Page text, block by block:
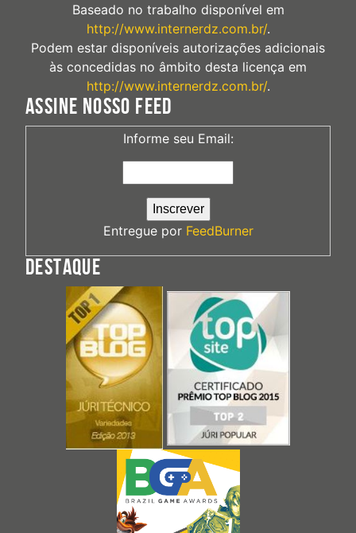
Baseado no trabalho disponível em
http://www.internerdz.com.br/.
Podem estar disponíveis autorizações adicionais
às concedidas no âmbito desta licença em
http://www.internerdz.com.br/.
ASSINE NOSSO FEED
Informe seu Email:
Entregue por FeedBurner
DESTAQUE